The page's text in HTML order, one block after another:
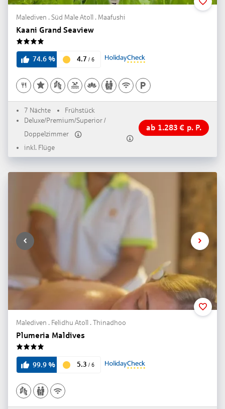
Malediven . Süd Male Atoll . Maafushi
Kaani Grand Seaview
74.6% 4.7 / 6
7 Nächte
Frühstück
Deluxe/Premium/Superior /
Doppelzimmer
inkl. Flüge
ab 1.283 € p. P.
Malediven . Felidhu Atoll . Thinadhoo
Plumeria Maldives
4
99.9% 5.3 / 6